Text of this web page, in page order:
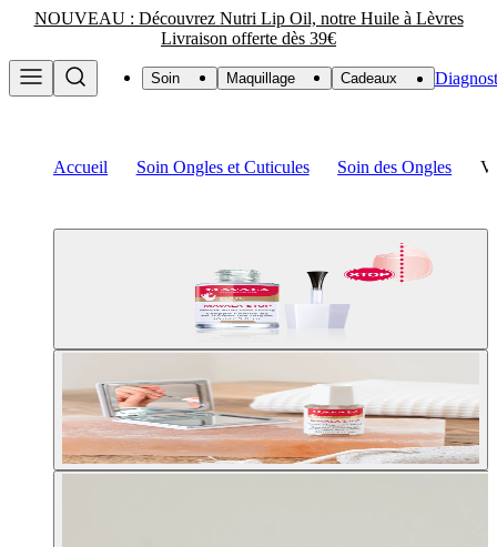
NOUVEAU : Découvrez Nutri Lip Oil, notre Huile à Lèvres
Livraison offerte dès 39€
Soin Maquillage Cadeaux
Accueil Soin Ongles et Cuticules Soin des Ongles